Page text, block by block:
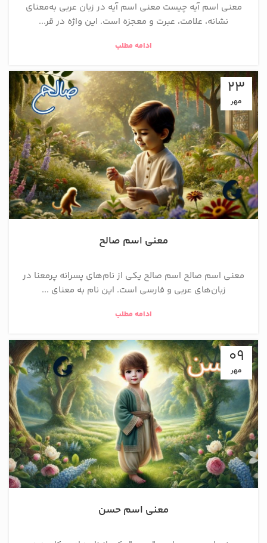
معنی اسم آیه چیست معنی اسم آیه در زبان عربی به‌معنای
نشانه، علامت، عبرت و معجزه است. این واژه در قر...
ادامه مطلب
23
مهر
معنی اسم صالح
معنی اسم صالح اسم صالح یکی از نام‌های پسرانه پرمعنا در
زبان‌های عربی و فارسی است. این نام به معنای ...
ادامه مطلب
09
مهر
معنی اسم حسن